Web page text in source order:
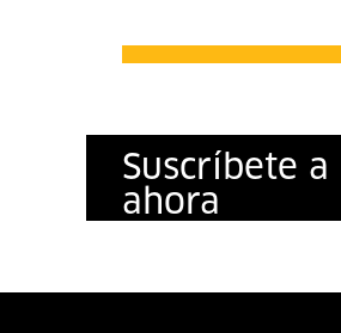
Suscríbete a
ahora